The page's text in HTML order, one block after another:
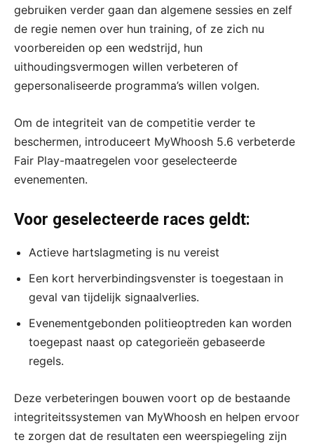
gebruiken verder gaan dan algemene sessies en zelf
de regie nemen over hun training, of ze zich nu
voorbereiden op een wedstrijd, hun
uithoudingsvermogen willen verbeteren of
gepersonaliseerde programma’s willen volgen.
Om de integriteit van de competitie verder te
beschermen, introduceert MyWhoosh 5.6 verbeterde
Fair Play-maatregelen voor geselecteerde
evenementen.
Voor geselecteerde races geldt:
Actieve hartslagmeting is nu vereist
Een kort herverbindingsvenster is toegestaan in
geval van tijdelijk signaalverlies.
Evenementgebonden politieoptreden kan worden
toegepast naast op categorieën gebaseerde
regels.
Deze verbeteringen bouwen voort op de bestaande
integriteitssystemen van MyWhoosh en helpen ervoor
te zorgen dat de resultaten een weerspiegeling zijn